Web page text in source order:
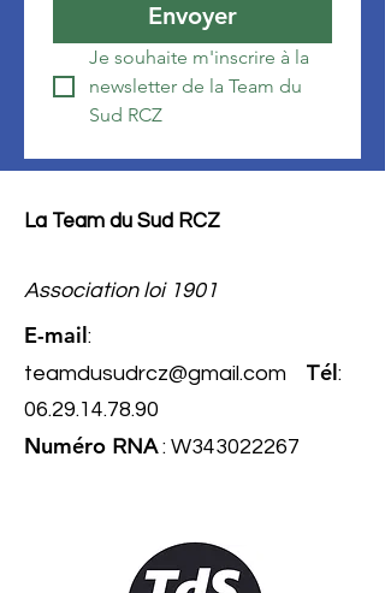
Envoyer
Je souhaite m'inscrire à la
newsletter de la Team du
Sud RCZ
La Team du Sud RCZ
Association loi 1901
E-mail:
teamdusudrcz@gmail.com
Tél:
06.29.14.78.90
Numéro RNA: W343022267